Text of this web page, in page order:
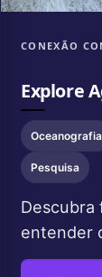
CONEXÃO
Explore
Oceanografia
Pesquisa
Descubra
entender